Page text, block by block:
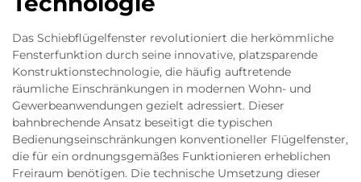
Das Schiebflügelfenster revolutioniert die herkömmliche
Fensterfunktion durch seine innovative, platzsparende
Konstruktionstechnologie, die häufig auftretende
räumliche Einschränkungen in modernen Wohn- und
Gewerbeanwendungen gezielt adressiert. Dieser
bahnbrechende Ansatz beseitigt die typischen
Bedienungseinschränkungen konventioneller Flügelfenster,
die für ein ordnungsgemäßes Funktionieren erheblichen
Freiraum benötigen. Die technische Umsetzung dieser